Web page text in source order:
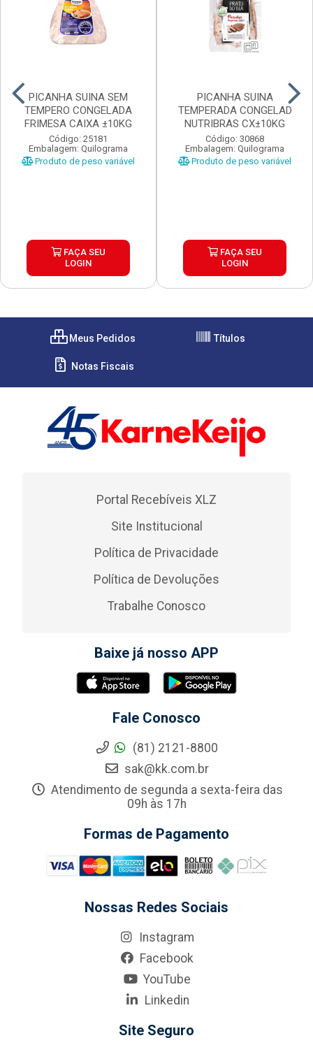
PICANHA SUINA SEM
TEMPERO CONGELADA
FRIMESA CAIXA ±10KG
Código: 25181
Embalagem: Quilograma
Produto de peso variável
FAÇA SEU
LOGIN
PICANHA SUINA
TEMPERADA CONGELAD
NUTRIBRAS CX±10KG
Código: 30868
Embalagem: Quilograma
Produto de peso variável
FAÇA SEU
LOGIN
Meus Pedidos Títulos
Notas Fiscais
Portal Recebíveis XLZ
Site Institucional
Política de Privacidade
Política de Devoluções
Trabalhe Conosco
Baixe já nosso APP
Fale Conosco
(81) 2121-8800
sak@kk.com.br
Atendimento de segunda a sexta-feira das
09h às 17h
Formas de Pagamento
Nossas Redes Sociais
Instagram
Facebook
YouTube
Linkedin
Site Seguro